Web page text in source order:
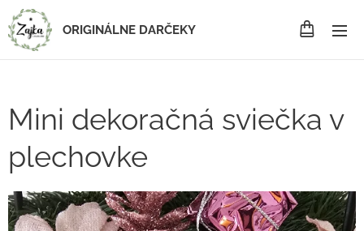
ORIGINÁLNE DARČEKY
Mini dekoračná sviečka v
plechovke